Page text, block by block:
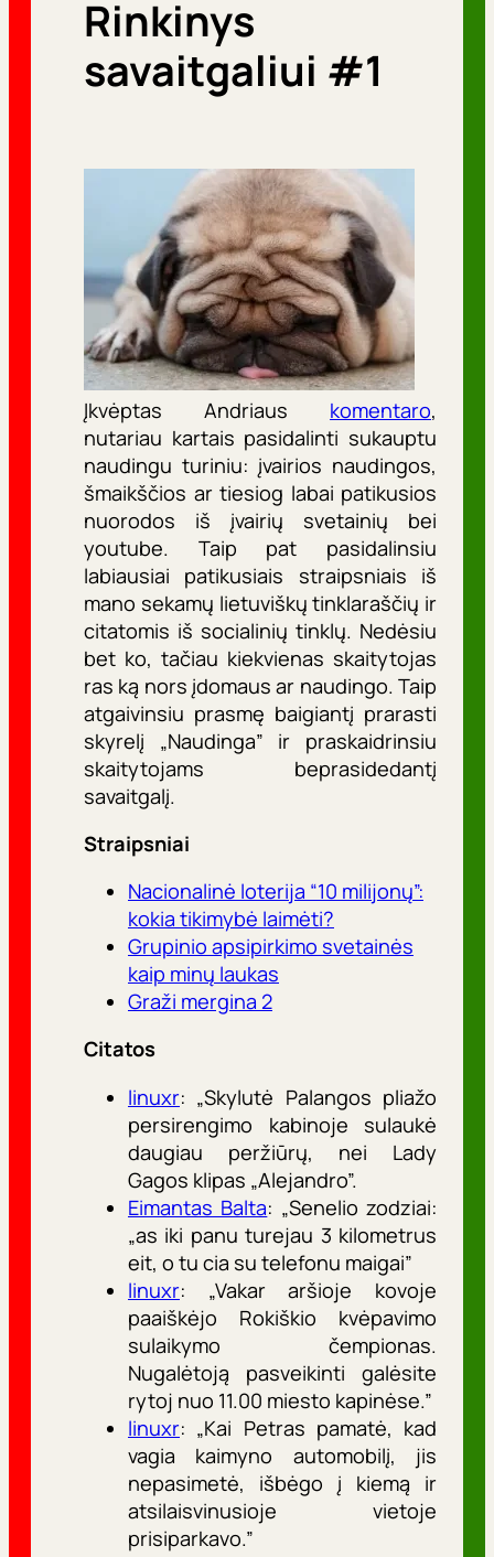
s
Rinkinys
savaitgaliui #1
Įkvėptas Andriaus komentaro,
nutariau kartais pasidalinti sukauptu
naudingu turiniu: įvairios naudingos,
šmaikščios ar tiesiog labai patikusios
nuorodos iš įvairių svetainių bei
youtube. Taip pat pasidalinsiu
labiausiai patikusiais straipsniais iš
mano sekamų lietuviškų tinklaraščių ir
citatomis iš socialinių tinklų. Nedėsiu
bet ko, tačiau kiekvienas skaitytojas
ras ką nors įdomaus ar naudingo. Taip
atgaivinsiu prasmę baigiantį prarasti
skyrelį „Naudinga” ir praskaidrinsiu
skaitytojams beprasidedantį
savaitgalį.
Straipsniai
Nacionalinė loterija “10 milijonų”:
kokia tikimybė laimėti?
Grupinio apsipirkimo svetainės
kaip minų laukas
Graži mergina 2
Citatos
linuxr: „Skylutė Palangos pliažo
persirengimo kabinoje sulaukė
daugiau peržiūrų, nei Lady
Gagos klipas „Alejandro”.
Eimantas Balta: „Senelio zodziai:
„as iki panu turejau 3 kilometrus
eit, o tu cia su telefonu maigai”
linuxr: „Vakar aršioje kovoje
paaiškėjo Rokiškio kvėpavimo
sulaikymo čempionas.
Nugalėtoją pasveikinti galėsite
rytoj nuo 11.00 miesto kapinėse.”
linuxr: „Kai Petras pamatė, kad
vagia kaimyno automobilį, jis
nepasimetė, išbėgo į kiemą ir
atsilaisvinusioje vietoje
prisiparkavo.”